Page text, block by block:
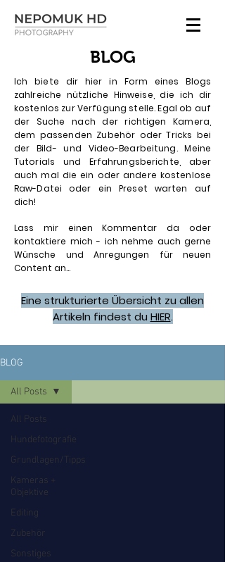
BLOG
Ich biete dir hier in Form eines Blogs
zahlreiche nützliche Hinweise, die ich dir
kostenlos zur Verfügung stelle. Egal ob auf
der Suche nach der richtigen Kamera,
dem passenden Zubehör oder Tricks bei
der Bild- und Video-Bearbeitung. Meine
Tutorials und Erfahrungsberichte, aber
auch mal die ein oder andere kostenlose
Raw-Datei oder ein Preset warten auf
dich!
Lass mir einen Kommentar da oder
kontaktiere mich - ich nehme auch gerne
Wünsche und Anregungen für neuen
Content an...
Eine strukturierte Übersicht zu allen
Artikeln findest du HIER.
BLOG
All Posts
Hundefotografie
Grundlagen/Tipps
Kameras +
Objektive
Editing
Zubehör
Sonstiges
All Posts